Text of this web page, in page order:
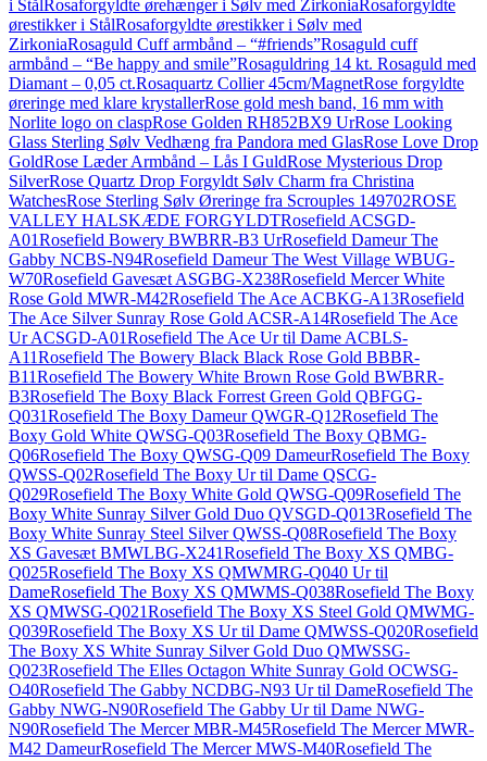
i StålRosaforgyldte ørehænger i Sølv med ZirkoniaRosaforgyldte
ørestikker i StålRosaforgyldte ørestikker i Sølv med
ZirkoniaRosaguld Cuff armbånd – “#friends”Rosaguld cuff
armbånd – “Be happy and smile”Rosaguldring 14 kt. Rosaguld med
Diamant – 0,05 ct.Rosaquartz Collier 45cm/MagnetRose forgyldte
øreringe med klare krystallerRose gold mesh band, 16 mm with
Norlite logo on claspRose Golden RH852BX9 UrRose Looking
Glass Sterling Sølv Vedhæng fra Pandora med GlasRose Love Drop
GoldRose Læder Armbånd – Lås I GuldRose Mysterious Drop
SilverRose Quartz Drop Forgyldt Sølv Charm fra Christina
WatchesRose Sterling Sølv Øreringe fra Scrouples 149702ROSE
VALLEY HALSKÆDE FORGYLDTRosefield ACSGD-
A01Rosefield Bowery BWBRR-B3 UrRosefield Dameur The
Gabby NCBS-N94Rosefield Dameur The West Village WBUG-
W70Rosefield Gavesæt ASGBG-X238Rosefield Mercer White
Rose Gold MWR-M42Rosefield The Ace ACBKG-A13Rosefield
The Ace Silver Sunray Rose Gold ACSR-A14Rosefield The Ace
Ur ACSGD-A01Rosefield The Ace Ur til Dame ACBLS-
A11Rosefield The Bowery Black Black Rose Gold BBBR-
B11Rosefield The Bowery White Brown Rose Gold BWBRR-
B3Rosefield The Boxy Black Forrest Green Gold QBFGG-
Q031Rosefield The Boxy Dameur QWGR-Q12Rosefield The
Boxy Gold White QWSG-Q03Rosefield The Boxy QBMG-
Q06Rosefield The Boxy QWSG-Q09 DameurRosefield The Boxy
QWSS-Q02Rosefield The Boxy Ur til Dame QSCG-
Q029Rosefield The Boxy White Gold QWSG-Q09Rosefield The
Boxy White Sunray Silver Gold Duo QVSGD-Q013Rosefield The
Boxy White Sunray Steel Silver QWSS-Q08Rosefield The Boxy
XS Gavesæt BMWLBG-X241Rosefield The Boxy XS QMBG-
Q025Rosefield The Boxy XS QMWMRG-Q040 Ur til
DameRosefield The Boxy XS QMWMS-Q038Rosefield The Boxy
XS QMWSG-Q021Rosefield The Boxy XS Steel Gold QMWMG-
Q039Rosefield The Boxy XS Ur til Dame QMWSS-Q020Rosefield
The Boxy XS White Sunray Silver Gold Duo QMWSSG-
Q023Rosefield The Elles Octagon White Sunray Gold OCWSG-
O40Rosefield The Gabby NCDBG-N93 Ur til DameRosefield The
Gabby NWG-N90Rosefield The Gabby Ur til Dame NWG-
N90Rosefield The Mercer MBR-M45Rosefield The Mercer MWR-
M42 DameurRosefield The Mercer MWS-M40Rosefield The